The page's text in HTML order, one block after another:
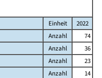
Einheit
2022
Anzahl
74
Anzahl
36
Anzahl
23
Anzahl
14